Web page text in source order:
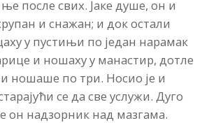
после свих. Јаке душе, он и
и снажан; и док остали
у пустињи по један нарамак
и ношаху у манастир, дотле
ношаше по три. Носио је и
се да све услужи. Дуго
он надзорник над мазгама.